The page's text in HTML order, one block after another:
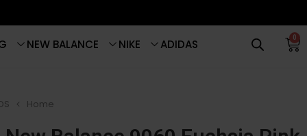
0
ADIDAS
NIKE
NEW BALANCE
Home